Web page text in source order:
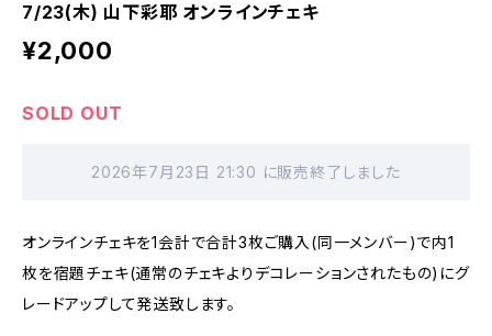
7/23(木) 山下彩耶 オンラインチェキ
¥2,000
SOLD OUT
2026年7月23日 21:30 に販売終了しました
オンラインチェキを1会計で合計3枚ご購入(同一メンバー)で内1
枚を宿題チェキ(通常のチェキよりデコレーションされたもの)にグ
レードアップして発送致します。